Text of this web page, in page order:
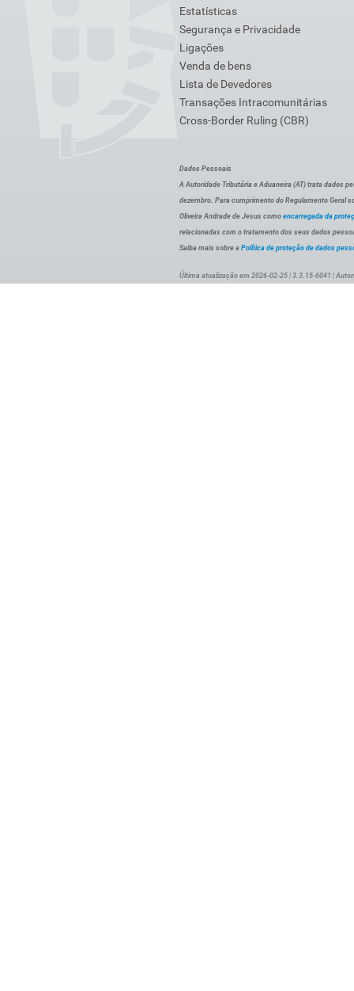
Estatísticas
Segurança e Privacidade
Ligações
Venda de bens
Lista de Devedores
Transações Intracomunitárias
Cross-Border Ruling (CBR)
Dados Pessoais
A Autoridade Tributária e Aduaneira (AT) trata dados
dezembro. Para cumprimento do Regulamento Geral
Oliveira Andrade de Jesus como encarregada da
relacionadas com o tratamento dos seus dados
Saiba mais sobre a Política de proteção de dados
Última atualização em 2026-02-25 | 3.3.15-6041 |